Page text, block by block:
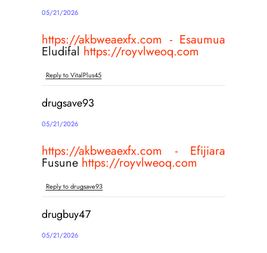
05/21/2026
https://akbweaexfx.com - Esaumua
Eludifal https://royvlweoq.com
Reply to VitalPlus45
drugsave93
05/21/2026
https://akbweaexfx.com - Efijiara
Fusune https://royvlweoq.com
Reply to drugsave93
drugbuy47
05/21/2026